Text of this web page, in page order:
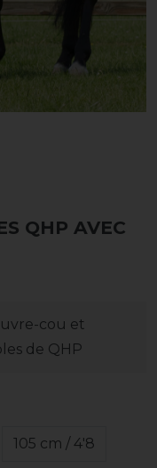
QHP AVEC
cou et
de QHP
105 cm / 4'8